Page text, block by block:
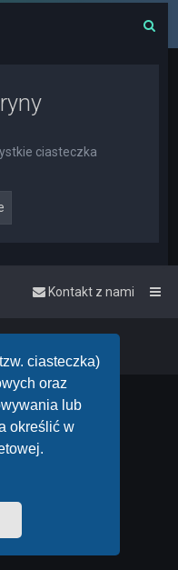
ciasteczka)
oraz
lub
określić w
ciasteczka
Kontakt z nami